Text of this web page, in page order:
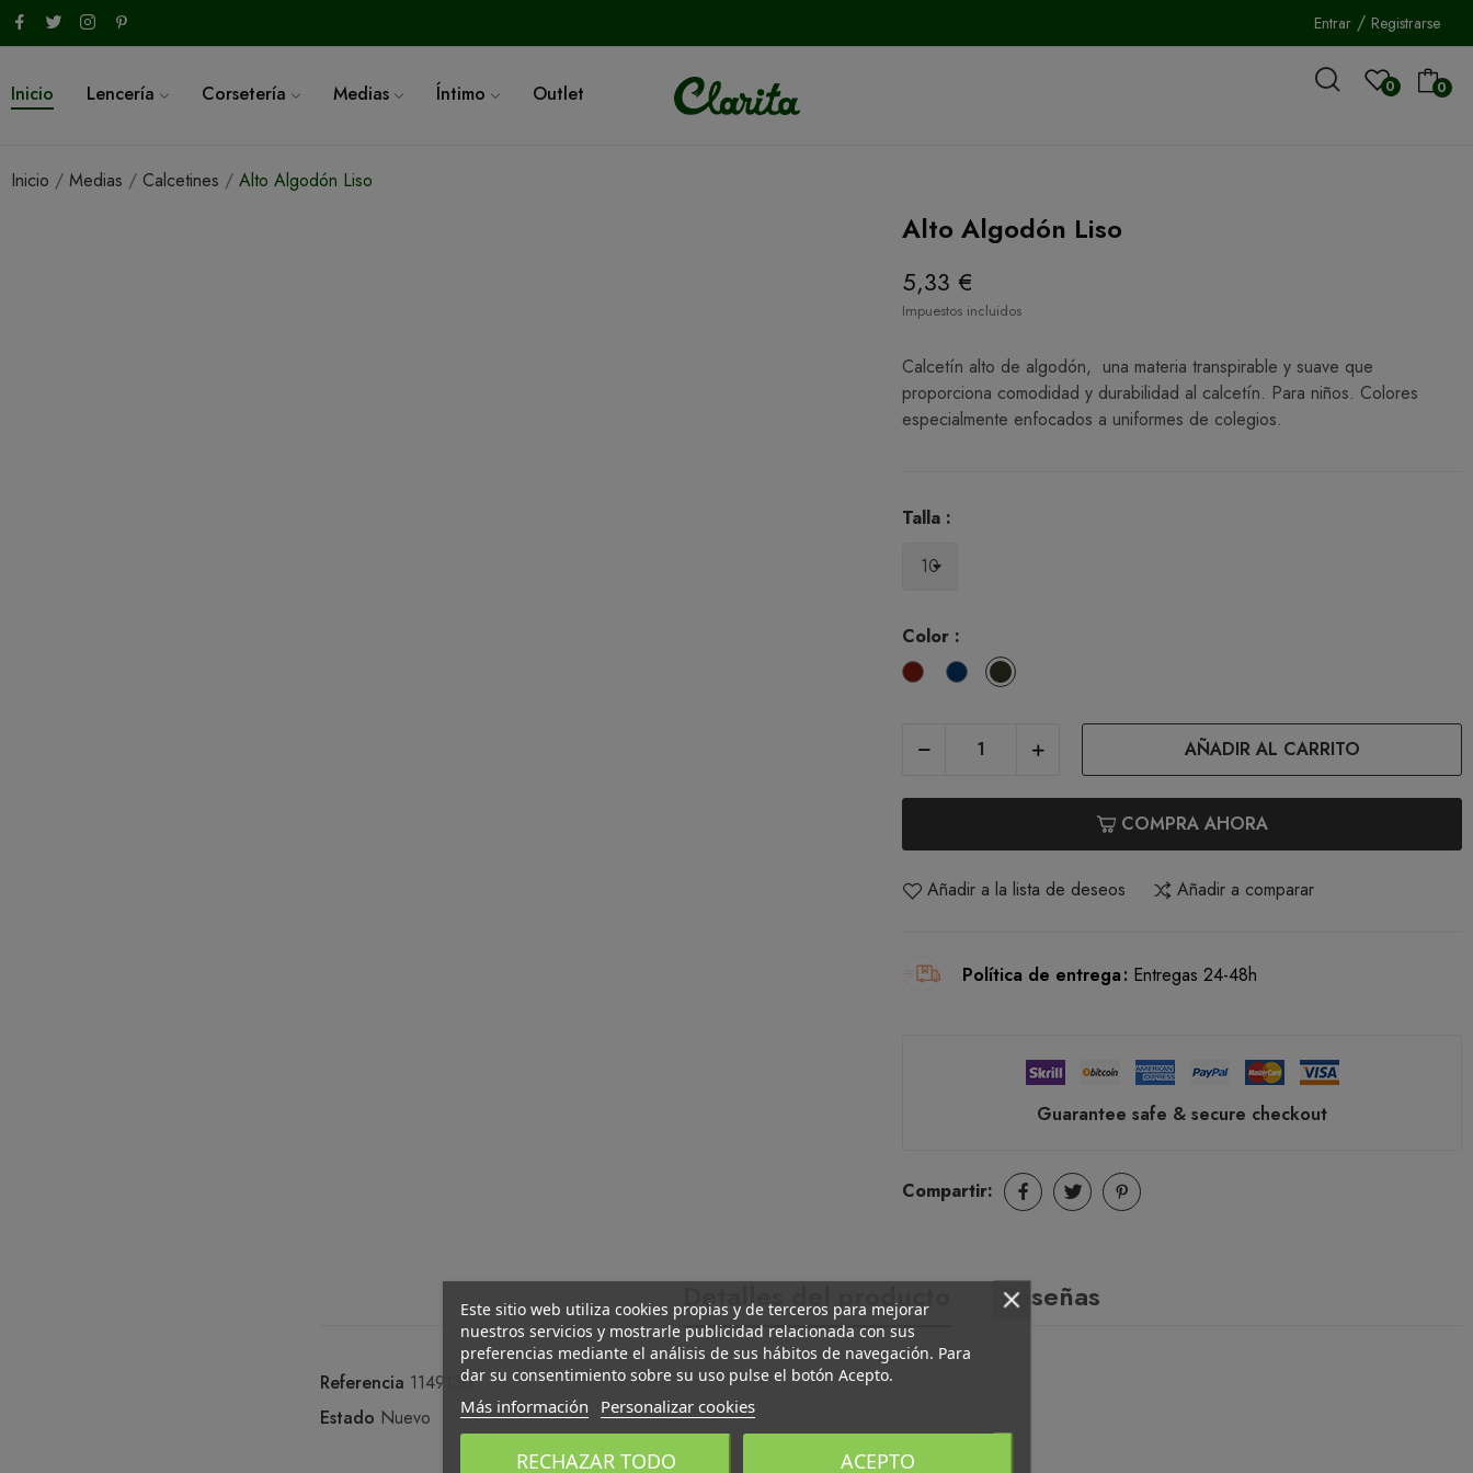
Entrar/ Registrarse
Inicio Lencería Corsetería Medias Íntimo Outlet 0 0
Inicio Medias Calcetines Alto Algodón Liso
Alto Algodón Liso
5,33 €
Impuestos incluidos
Calcetín alto de algodón, una materia transpirable y suave que
proporciona comodidad y durabilidad al calcetín. Para niños. Colores
especialmente enfocados a uniformes de colegios.
Talla :
Color :
GranateMarinoVerde
AÑADIR AL CARRITO
COMPRA AHORA
Añadir a la lista de deseos Añadir a comparar
Política de entrega Entregas 24-48h
Guarantee safe & secure checkout
Compartir:
Detalles del producto Reseñas
Referencia 1149130
Estado Nuevo
Este sitio web utiliza cookies propias y de terceros para mejorar
nuestros servicios y mostrarle publicidad relacionada con sus
preferencias mediante el análisis de sus hábitos de navegación. Para
dar su consentimiento sobre su uso pulse el botón Acepto.
Más información Personalizar cookies
RECHAZAR TODO ACEPTO